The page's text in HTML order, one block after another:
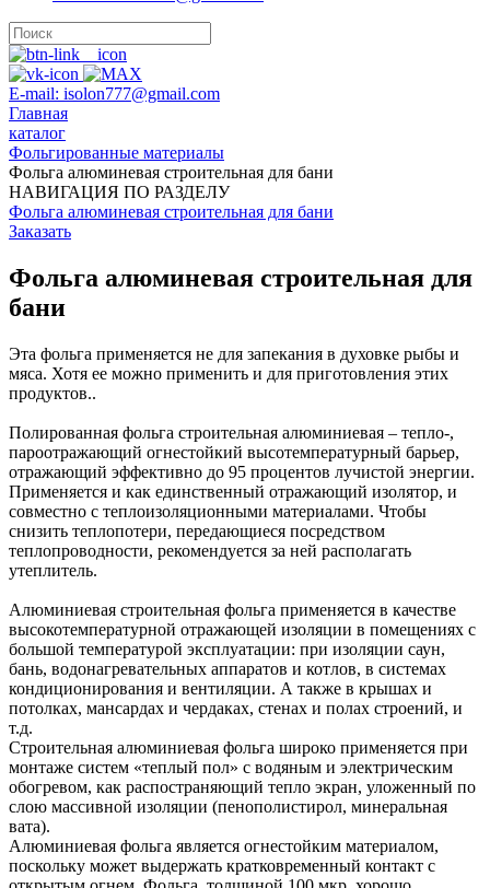
E-mail: isolon777@gmail.com
Главная
каталог
Фольгированные материалы
Фольга алюминевая строительная для бани
НАВИГАЦИЯ ПО РАЗДЕЛУ
Фольга алюминевая строительная для бани
Заказать
Фольга алюминевая строительная для
бани
Эта фольга применяется не для запекания в духовке рыбы и
мяса. Хотя ее можно применить и для приготовления этих
продуктов..
Полированная фольга строительная алюминиевая – тепло-,
пароотражающий огнестойкий высотемпературный барьер,
отражающий эффективно до 95 процентов лучистой энергии.
Применяется и как единственный отражающий изолятор, и
совместно с теплоизоляционными материалами. Чтобы
снизить теплопотери, передающиеся посредством
теплопроводности, рекомендуется за ней располагать
утеплитель.
Алюминиевая строительная фольга применяется в качестве
высокотемпературной отражающей изоляции в помещениях с
большой температурой эксплуатации: при изоляции саун,
бань, водонагревательных аппаратов и котлов, в системах
кондиционирования и вентиляции. А также в крышах и
потолках, мансардах и чердаках, стенах и полах строений, и
т.д.
Строительная алюминиевая фольга широко применяется при
монтаже систем «теплый пол» с водяным и электрическим
обогревом, как распостраняющий тепло экран, уложенный по
слою массивной изоляции (пенополистирол, минеральная
вата).
Алюминиевая фольга является огнестойким материалом,
поскольку может выдержать кратковременный контакт с